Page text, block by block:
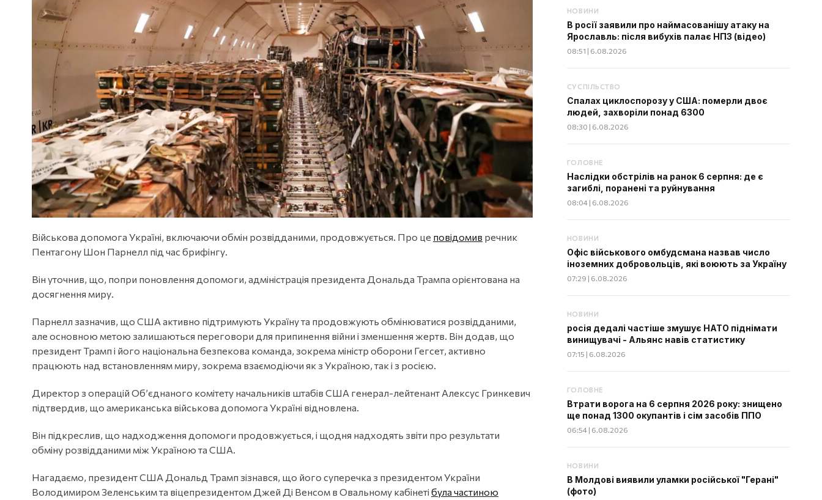
Військова допомога Україні, включаючи обмін розвідданими, продовжується. Про це повідомив речник
Пентагону Шон Парнелл під час брифінгу.
Він уточнив, що, попри поновлення допомоги, адміністрація президента Дональда Трампа орієнтована на
досягнення миру.
Парнелл зазначив, що США активно підтримують Україну та продовжують обмінюватися розвідданими,
але основною метою залишаються переговори для припинення війни і зменшення жертв. Він додав, що
президент Трамп і його національна безпекова команда, зокрема міністр оборони Гегсет, активно
працюють над встановленням миру, зокрема взаємодіючи як з Україною, так і з росією.
Директор з операцій Об’єднаного комітету начальників штабів США генерал-лейтенант Алексус Гринкевич
підтвердив, що американська військова допомога Україні відновлена.
Він підкреслив, що надходження допомоги продовжується, і щодня надходять звіти про результати
обміну розвідданими між Україною та США.
Нагадаємо, президент США Дональд Трамп зізнався, що його суперечка з президентом України
Володимиром Зеленським та віцепрезидентом Джей Ді Венсом в Овальному кабінеті була частиною
НОВИНИ
В росії заявили про наймасованішу атаку на
Ярославль: після вибухів палає НПЗ (відео)
08:51 | 6.08.2026
СУСПІЛЬСТВО
Спалах циклоспорозу у США: померли двоє
людей, захворіли понад 6300
08:30 | 6.08.2026
ГОЛОВНЕ
Наслідки обстрілів на ранок 6 серпня: де є
загиблі, поранені та руйнування
08:04 | 6.08.2026
НОВИНИ
Офіс військового омбудсмана назвав число
іноземних добровольців, які воюють за Україну
07:29 | 6.08.2026
НОВИНИ
росія дедалі частіше змушує НАТО піднімати
винищувачі - Альянс навів статистику
07:15 | 6.08.2026
ГОЛОВНЕ
Втрати ворога на 6 серпня 2026 року: знищено
ще понад 1300 окупантів і сім засобів ППО
06:54 | 6.08.2026
НОВИНИ
В Молдові виявили уламки російської "Герані"
(фото)